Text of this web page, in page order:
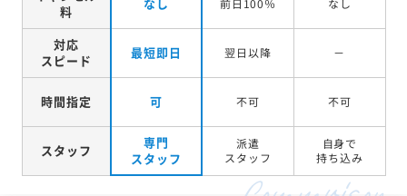
料
対応
スピード
最短即日 翌日以降 －
時間指定 可 不可 不可
スタッフ
専門
スタッフ
派遣
スタッフ
自身で
持ち込み